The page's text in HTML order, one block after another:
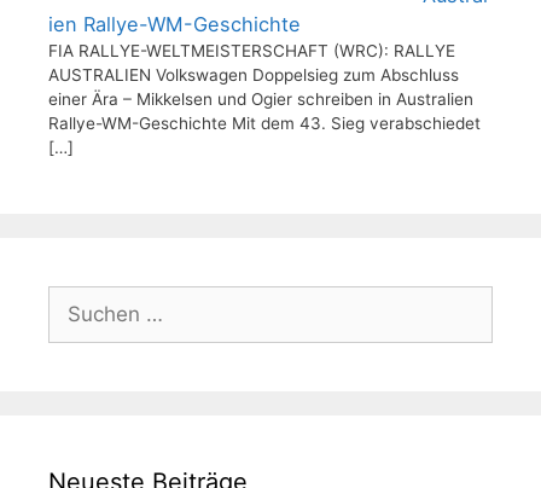
ien Rallye-WM-Geschichte
FIA RALLYE-WELTMEISTERSCHAFT (WRC): RALLYE
AUSTRALIEN Volkswagen Doppelsieg zum Abschluss
einer Ära – Mikkelsen und Ogier schreiben in Australien
Rallye-WM-Geschichte Mit dem 43. Sieg verabschiedet
[…]
Suchen
nach: